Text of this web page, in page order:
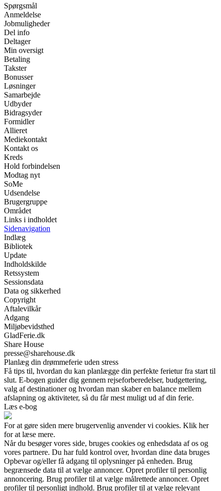
Spørgsmål
Anmeldelse
Jobmuligheder
Del info
Deltager
Min oversigt
Betaling
Takster
Bonusser
Løsninger
Samarbejde
Udbyder
Bidragsyder
Formidler
Allieret
Mediekontakt
Kontakt os
Kreds
Hold forbindelsen
Modtag nyt
SoMe
Udsendelse
Brugergruppe
Området
Links i indholdet
Sidenavigation
Indlæg
Bibliotek
Update
Indholdskilde
Retssystem
Sessionsdata
Data og sikkerhed
Copyright
Aftalevilkår
Adgang
Miljøbevidsthed
GladFerie.dk
Share House
presse@sharehouse.dk
Planlæg din drømmeferie uden stress
Få tips til, hvordan du kan planlægge din perfekte ferietur fra start til
slut. E-bogen guider dig gennem rejseforberedelser, budgettering,
valg af destinationer og hvordan man skaber en balance mellem
afslapning og aktiviteter, så du får mest muligt ud af din ferie.
Læs e-bog
For at gøre siden mere brugervenlig anvender vi cookies. Klik her
for at læse mere.
Når du besøger vores side, bruges cookies og enhedsdata af os og
vores partnere. Du har fuld kontrol over, hvordan dine data bruges
Opbevar og/eller få adgang til oplysninger på enheden. Brug
begrænsede data til at vælge annoncer. Opret profiler til personlig
annoncering. Brug profiler til at vælge målrettede annoncer. Opret
profiler til personligt indhold. Brug profiler til at vælge relevant